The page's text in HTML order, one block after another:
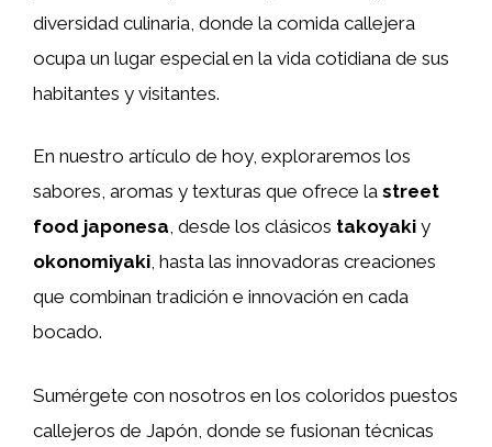
diversidad culinaria, donde la comida callejera
ocupa un lugar especial en la vida cotidiana de sus
habitantes y visitantes.
En nuestro artículo de hoy, exploraremos los
sabores, aromas y texturas que ofrece la street
food japonesa, desde los clásicos takoyaki y
okonomiyaki, hasta las innovadoras creaciones
que combinan tradición e innovación en cada
bocado.
Sumérgete con nosotros en los coloridos puestos
callejeros de Japón, donde se fusionan técnicas